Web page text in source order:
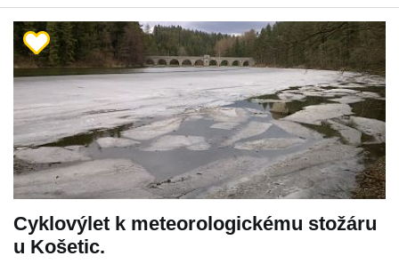
Cyklovýlet k meteorologickému stožáru
u Košetic.